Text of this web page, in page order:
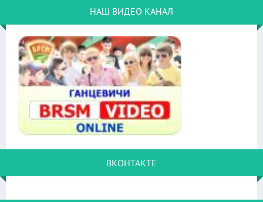
НАШ ВИДЕО КАНАЛ
ВКОНТАКТЕ